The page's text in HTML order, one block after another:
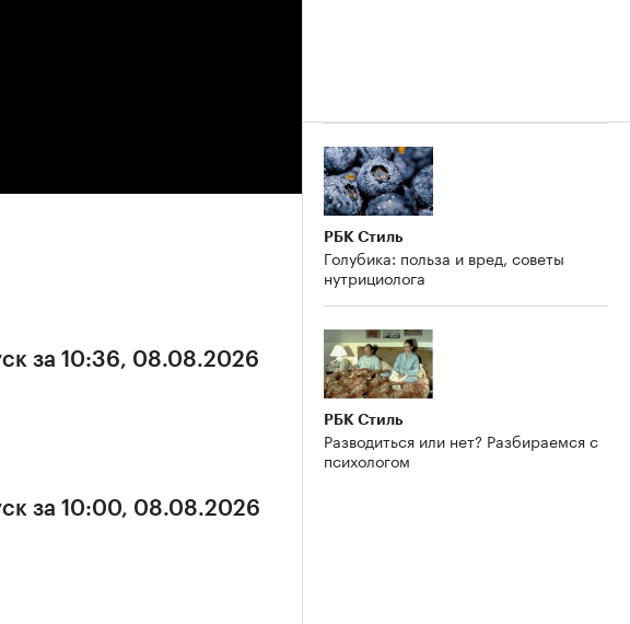
за 10:36, 08.08.2026
за 10:00, 08.08.2026
РБК Стиль
Голубика: польза и вред, советы
нутрициолога
РБК Стиль
Разводиться или нет? Разбираемся с
психологом